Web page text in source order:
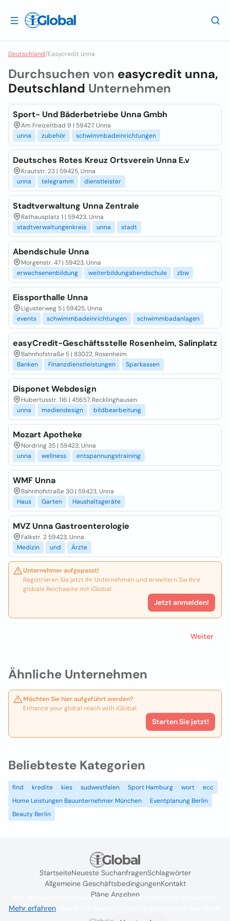
Deutschland/Easycredit unna
Ähnliche Unternehmen
Möchten Sie hier aufgeführt werden?
Enhance your global reach with iGlobal.
Starten Sie jetzt!
Durchsuchen von easycredit unna,
Deutschland Unternehmen
Sport- Und Bäderbetriebe Unna Gmbh
Am Freizeitbad 9 | 59427, Unna
unna
zubehör schwimmbadeinrichtungen
Deutsches Rotes Kreuz Ortsverein Unna E.v
Krautstr. 23 | 59425, Unna
unna
telegramm dienstleister
Stadtverwaltung Unna Zentrale
Rathausplatz 1 | 59423, Unna
stadtverwaltungenkreis
unna stadt
Abendschule Unna
Morgenstr. 47 | 59423, Unna
erwachsenenbildung
weiterbildungabendschule zbw
Eissporthalle Unna
Ligusterweg 5 | 59425, Unna
events
schwimmbadeinrichtungen schwimmbadanlagen
easyCredit-Geschäftsstelle Rosenheim, Salinplatz
Bahnhofstraße 5 | 83022, Rosenheim
Banken
Finanzdienstleistungen Sparkassen
Disponet Webdesign
Hubertusstr. 116 | 45657, Recklinghausen
unna
mediendesign bildbearbeitung
Mozart Apotheke
Nordring 35 | 59423, Unna
unna
wellness entspannungstraining
WMF Unna
Bahnhofstraße 30 | 59423, Unna
Haus
Garten Haushaltsgeräte
MVZ Unna Gastroenterologie
Falkstr. 2 59423, Unna
Medizin
und Ärzte
Unternehmer aufgepasst!
Registrieren Sie jetzt Ihr Unternehmen und erweitern Sie Ihre
globale Reichweite mit iGlobal.
Jetzt anmelden!
Weiter
Beliebteste Kategorien
find kredite kies sudwestfalen Sport Hamburg wort
ecc
Home Leistungen Bauunternehmer München
Eventplanung Berlin
Beauty Berlin
StartseiteNeueste SuchanfragenSchlagwörter
Allgemeine GeschäftsbedingungenKontakt
Pläne Ansehen
Wir verwenden Cookies, um das Nutzererlebnis zu verbessern
Mehr erfahren